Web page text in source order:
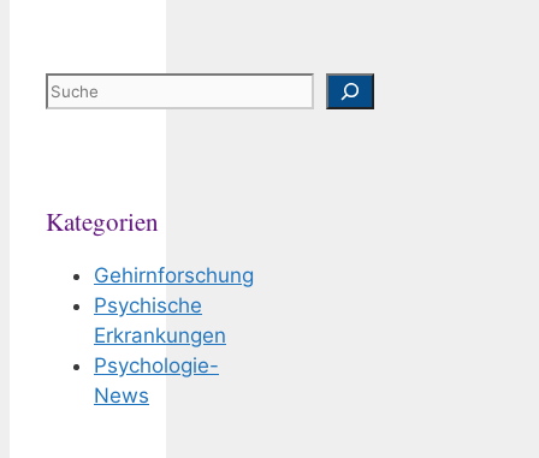
Suchen
Kategorien
Gehirnforschung
Psychische
Erkrankungen
Psychologie-
News